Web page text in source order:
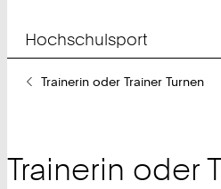
Hochschulsport
SieTrainerin oder Trainer Turnen
Trainerin oder